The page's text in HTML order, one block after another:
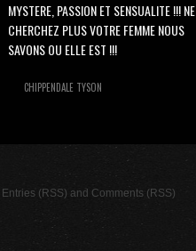
MYSTERE, PASSION ET SENSUALITE !!! NE
CHERCHEZ PLUS VOTRE FEMME NOUS
SAVONS OU ELLE EST !!!
CHIPPENDALE TYSON
Entries (RSS) and Comments (RSS)